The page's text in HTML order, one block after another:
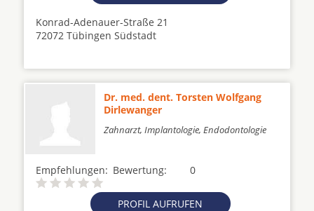
Konrad-Adenauer-Straße 21
72072 Tübingen Südstadt
Dr. med. dent. Torsten Wolfgang
Dirlewanger
Zahnarzt, Implantologie, Endodontologie
Empfehlungen: 0
Bewertung:
PROFIL AUFRUFEN